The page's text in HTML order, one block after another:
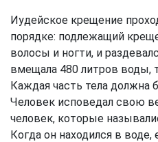
Иудейское крещение
порядке: подлежащий
волосы и ногти, и
вмещала 480 литров воды,
Каждая часть тела должна
Человек исповедал свою
человек, которые
Когда он находился в